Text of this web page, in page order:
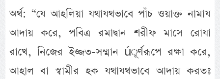
অর্থ: “যে আহলিয়া যথাযথভাবে পাঁচ ওয়াক্ত নামায
আদায় করে, পবিত্র রমাদ্বান শরীফ মাসে রোযা
রাখে, নিজের ইজ্জত-সম্মান úূর্ণরূপে রক্ষা করে,
আহাল বা স্বামীর হক যথাযথভাবে আদায় করতঃ